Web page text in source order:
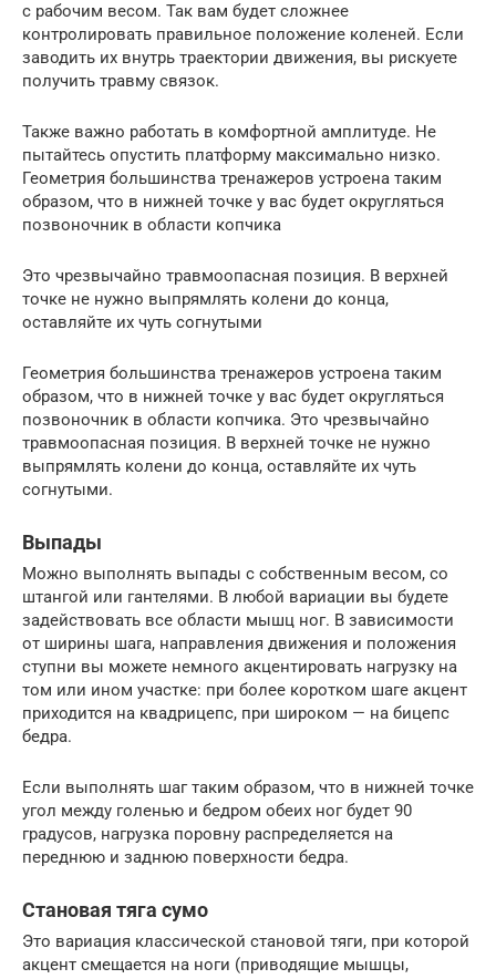
с рабочим весом. Так вам будет сложнее
контролировать правильное положение коленей. Если
заводить их внутрь траектории движения, вы рискуете
получить травму связок.
Также важно работать в комфортной амплитуде. Не
пытайтесь опустить платформу максимально низко.
Геометрия большинства тренажеров устроена таким
образом, что в нижней точке у вас будет округляться
позвоночник в области копчика
Это чрезвычайно травмоопасная позиция. В верхней
точке не нужно выпрямлять колени до конца,
оставляйте их чуть согнутыми
Геометрия большинства тренажеров устроена таким
образом, что в нижней точке у вас будет округляться
позвоночник в области копчика. Это чрезвычайно
травмоопасная позиция. В верхней точке не нужно
выпрямлять колени до конца, оставляйте их чуть
согнутыми.
Выпады
Можно выполнять выпады с собственным весом, со
штангой или гантелями. В любой вариации вы будете
задействовать все области мышц ног. В зависимости
от ширины шага, направления движения и положения
ступни вы можете немного акцентировать нагрузку на
том или ином участке: при более коротком шаге акцент
приходится на квадрицепс, при широком — на бицепс
бедра.
Если выполнять шаг таким образом, что в нижней точке
угол между голенью и бедром обеих ног будет 90
градусов, нагрузка поровну распределяется на
переднюю и заднюю поверхности бедра.
Становая тяга сумо
Это вариация классической становой тяги, при которой
акцент смещается на ноги (приводящие мышцы,